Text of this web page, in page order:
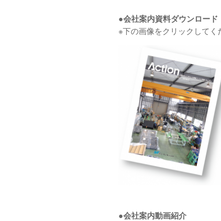
●会社案内資料ダウンロード
※下の画像をクリックしてく
●会社案内動画紹介